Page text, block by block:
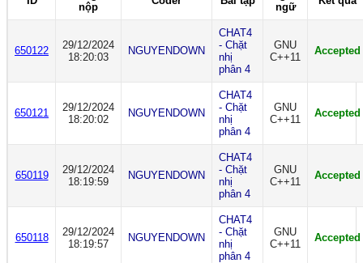
nộp
ngữ
650122
29/12/2024
18:20:03
NGUYENDOWN
CHAT4
- Chặt
nhị
phân 4
GNU
C++11
Accepted
650121
29/12/2024
18:20:02
NGUYENDOWN
CHAT4
- Chặt
nhị
phân 4
GNU
C++11
Accepted
650119
29/12/2024
18:19:59
NGUYENDOWN
CHAT4
- Chặt
nhị
phân 4
GNU
C++11
Accepted
650118
29/12/2024
18:19:57
NGUYENDOWN
CHAT4
- Chặt
nhị
phân 4
GNU
C++11
Accepted